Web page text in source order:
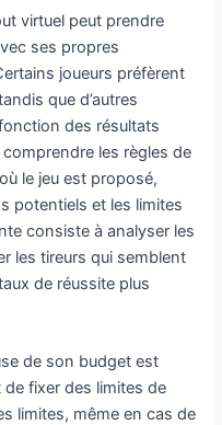
virtuel peut prendre
ses propres
joueurs préfèrent
que d’autres
des résultats
les règles de
le jeu est proposé,
potentiels et les limites
consiste à analyser les
les tireurs qui semblent
de réussite plus
de son budget est
fixer des limites de
limites, même en cas de